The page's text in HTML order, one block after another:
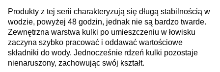
Produkty z tej serii charakteryzują się długą stabilnością w
wodzie, powyżej 48 godzin, jednak nie są bardzo twarde.
Zewnętrzna warstwa kulki po umieszczeniu w łowisku
zaczyna szybko pracować i oddawać wartościowe
składniki do wody. Jednocześnie rdzeń kulki pozostaje
nienaruszony, zachowując swój kształt.